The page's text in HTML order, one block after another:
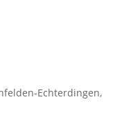
Echterdingen,